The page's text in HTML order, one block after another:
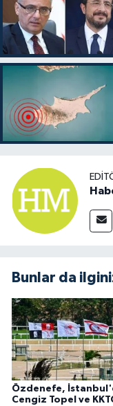
Bunlar da
Özdenefe,
Cengiz Topel ve